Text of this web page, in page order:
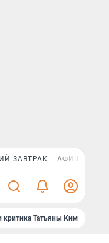
ЗАВТРАК АФИША PLUS
критика Татьяны Ким